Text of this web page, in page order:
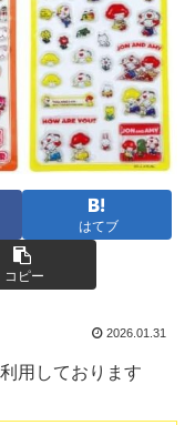
はてブ
コピー
2026.01.31
用しております